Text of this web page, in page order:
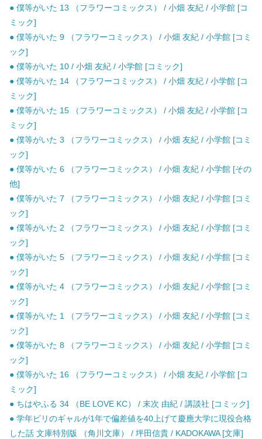
● 僕等がいた 13 （フラワーコミックス） / 小畑 友紀 / 小学館 [コ
ミック]
● 僕等がいた 9 （フラワーコミックス） / 小畑 友紀 / 小学館 [コミ
ック]
● 僕等がいた 10 / 小畑 友紀 / 小学館 [コミック]
● 僕等がいた 14 （フラワーコミックス） / 小畑 友紀 / 小学館 [コ
ミック]
● 僕等がいた 15 （フラワーコミックス） / 小畑 友紀 / 小学館 [コ
ミック]
● 僕等がいた 3 （フラワーコミックス） / 小畑 友紀 / 小学館 [コミ
ック]
● 僕等がいた 6 （フラワーコミックス） / 小畑 友紀 / 小学館 [その
他]
● 僕等がいた 7 （フラワーコミックス） / 小畑 友紀 / 小学館 [コミ
ック]
● 僕等がいた 2 （フラワーコミックス） / 小畑 友紀 / 小学館 [コミ
ック]
● 僕等がいた 5 （フラワーコミックス） / 小畑 友紀 / 小学館 [コミ
ック]
● 僕等がいた 4 （フラワーコミックス） / 小畑 友紀 / 小学館 [コミ
ック]
● 僕等がいた 1 （フラワーコミックス） / 小畑 友紀 / 小学館 [コミ
ック]
● 僕等がいた 8 （フラワーコミックス） / 小畑 友紀 / 小学館 [コミ
ック]
● 僕等がいた 16 （フラワーコミックス） / 小畑 友紀 / 小学館 [コ
ミック]
● ちはやふる 34 （BE LOVE KC） / 末次 由紀 / 講談社 [コミック]
● 学年ビリのギャルが1年で偏差値を40上げて慶應大学に現役合格
した話 文庫特別版 （角川文庫） / 坪田信貴 / KADOKAWA [文庫]